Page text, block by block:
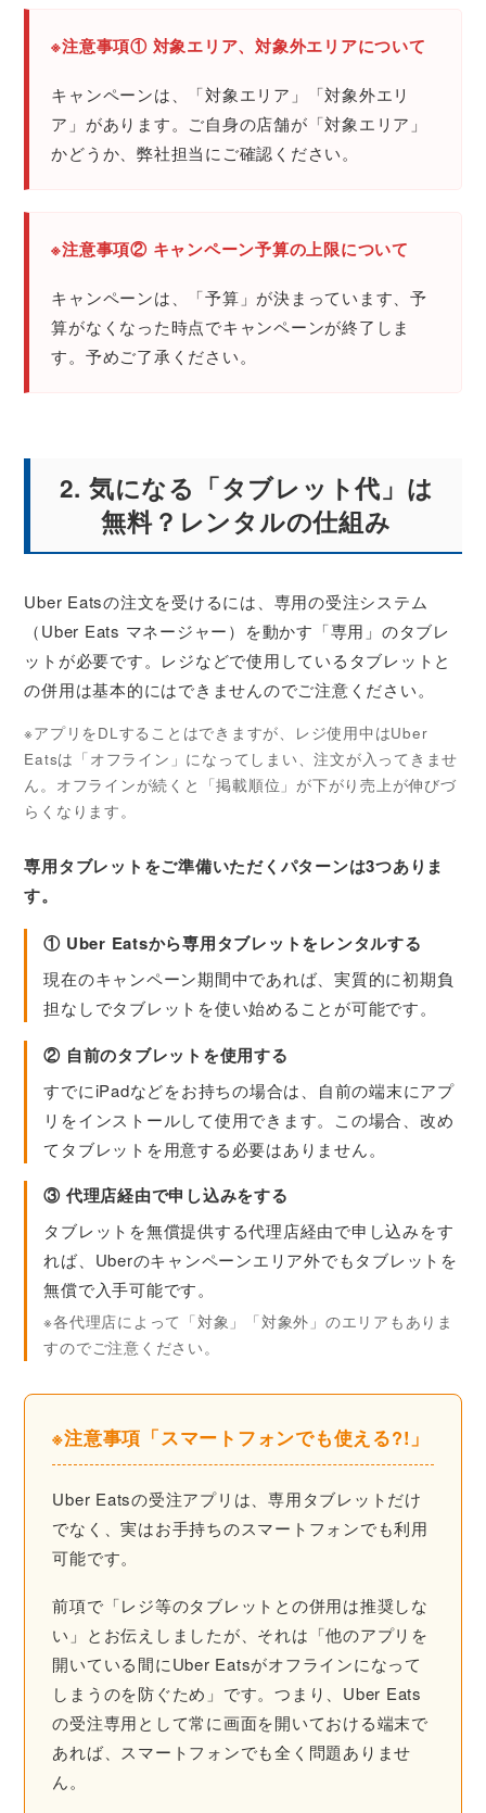
※注意事項① 対象エリア、対象外エリアについて
キャンペーンは、「対象エリア」「対象外エリ
ア」があります。ご自身の店舗が「対象エリア」
かどうか、弊社担当にご確認ください。
※注意事項② キャンペーン予算の上限について
キャンペーンは、「予算」が決まっています、予
算がなくなった時点でキャンペーンが終了しま
す。予めご了承ください。
2. 気になる「タブレット代」は
無料？レンタルの仕組み
Uber Eatsの注文を受けるには、専用の受注システム
（Uber Eats マネージャー）を動かす「専用」のタブレ
ットが必要です。レジなどで使用しているタブレットと
の併用は基本的にはできませんのでご注意ください。
※アプリをDLすることはできますが、レジ使用中はUber
Eatsは「オフライン」になってしまい、注文が入ってきませ
ん。オフラインが続くと「掲載順位」が下がり売上が伸びづ
らくなります。
専用タブレットをご準備いただくパターンは3つありま
す。
① Uber Eatsから専用タブレットをレンタルする
現在のキャンペーン期間中であれば、実質的に初期負
担なしでタブレットを使い始めることが可能です。
② 自前のタブレットを使用する
すでにiPadなどをお持ちの場合は、自前の端末にアプ
リをインストールして使用できます。この場合、改め
てタブレットを用意する必要はありません。
③ 代理店経由で申し込みをする
タブレットを無償提供する代理店経由で申し込みをす
れば、Uberのキャンペーンエリア外でもタブレットを
無償で入手可能です。
※各代理店によって「対象」「対象外」のエリアもありま
すのでご注意ください。
※注意事項「スマートフォンでも使える?!」
Uber Eatsの受注アプリは、専用タブレットだけ
でなく、実はお手持ちのスマートフォンでも利用
可能です。
前項で「レジ等のタブレットとの併用は推奨しな
い」とお伝えしましたが、それは「他のアプリを
開いている間にUber Eatsがオフラインになって
しまうのを防ぐため」です。つまり、Uber Eats
の受注専用として常に画面を開いておける端末で
あれば、スマートフォンでも全く問題ありませ
ん。